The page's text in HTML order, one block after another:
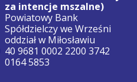
za intencje mszalne)
Powiatowy Bank
Spółdzielczy we Wrześni
oddział w Miłosławiu
40 9681 0002 2200 3742
0164 5853